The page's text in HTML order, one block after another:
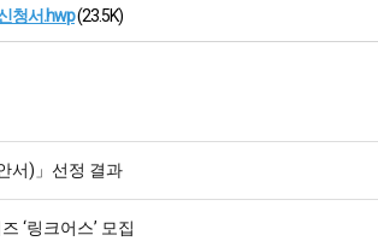
청서.hwp(23.5K)
서)」선정 결과
‘링크어스’ 모집